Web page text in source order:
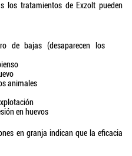
los tratamientos de Exzolt pueden
bajas (desaparecen los
animales
en huevos
en granja indican que la eficacia